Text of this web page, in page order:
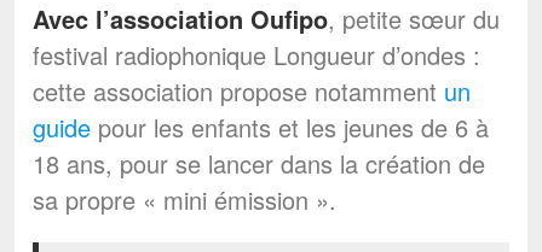
Avec l’association Oufipo, petite sœur du
festival radiophonique Longueur d’ondes :
cette association propose notamment un
guide pour les enfants et les jeunes de 6 à
18 ans, pour se lancer dans la création de
sa propre « mini émission ».